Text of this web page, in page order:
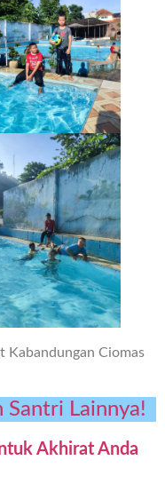
Kabandungan Ciomas
Santri Lainnya!
Akhirat Anda